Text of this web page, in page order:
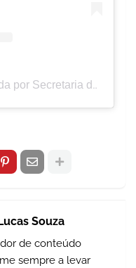
Uma publicação compartilhada por Secretaria de Obras do DF (@sec_obras)
Souza
de conteúdo
sempre a levar